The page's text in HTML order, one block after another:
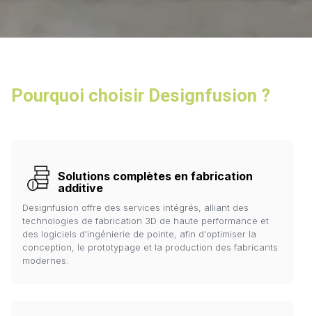
Pourquoi choisir Designfusion ?
Solutions complètes en fabrication
additive
Designfusion offre des services intégrés, alliant des
technologies de fabrication 3D de haute performance et
des logiciels d'ingénierie de pointe, afin d'optimiser la
conception, le prototypage et la production des fabricants
modernes.